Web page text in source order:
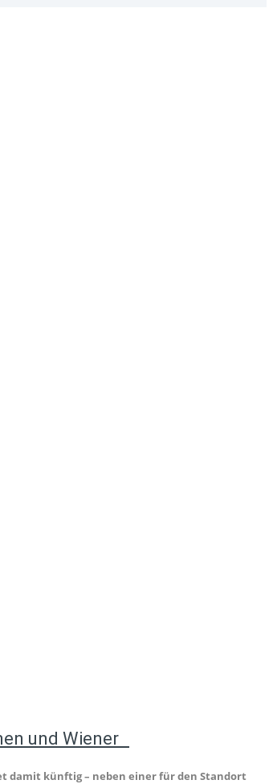
und Wiener
damit künftig – neben einer für den Standort